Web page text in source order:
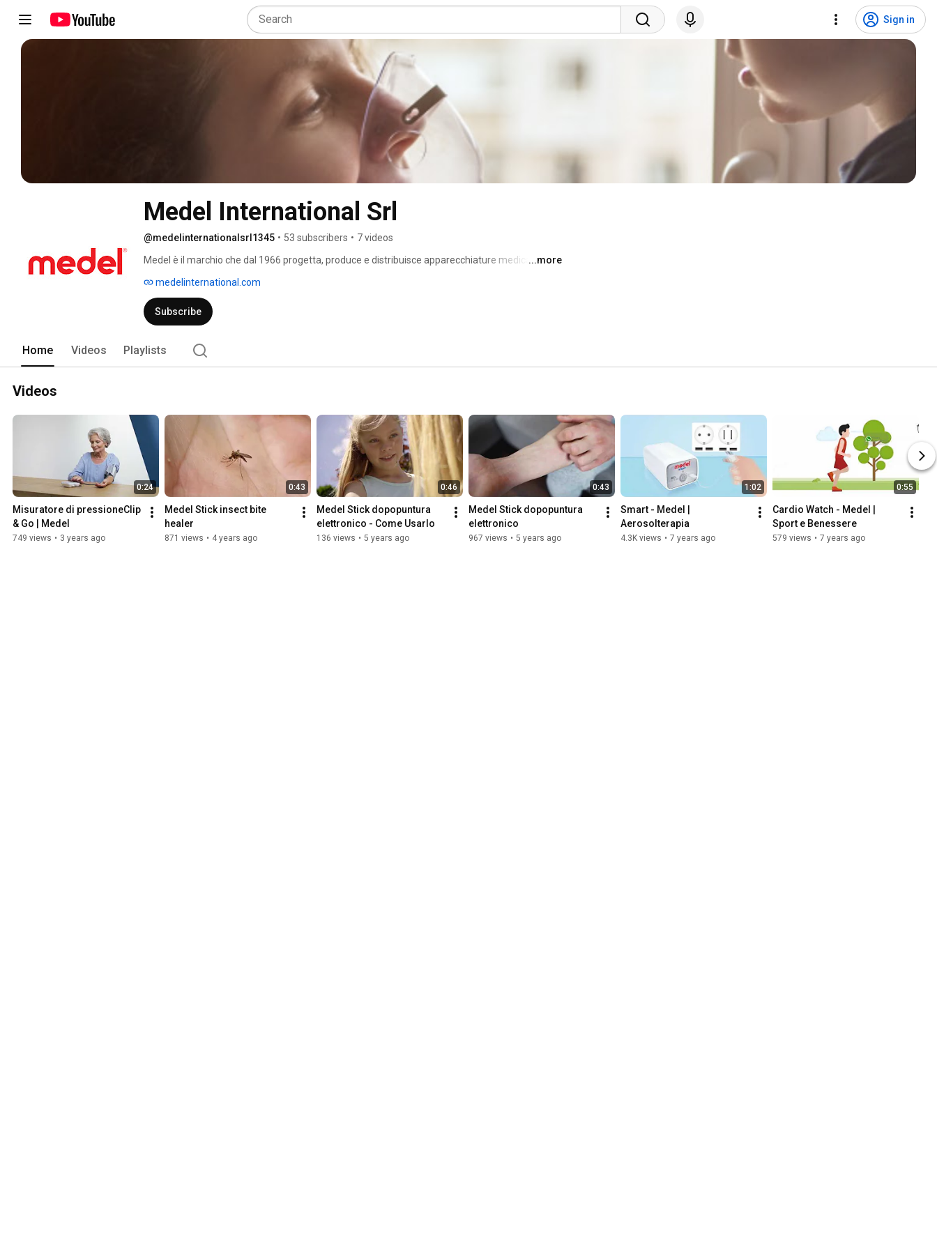
Sign in
Medel International Srl
@medelinternationalsrl1345 • 53 subscribers • 7 videos
Medel è il marchio che dal 1966 progetta, produce e distribuisce apparecchiature medicali
di progettare e sviluppare costantemente prodotti innovativi e che rispondano sempre alle
richieste dei consumatori. Nella nuova e moderna sede di Milano gli uffici commerciali Italia e
Estero assieme ad un team di ingegneri esperto collaborano con spiccato spirito di squadra e
controllo della qualità diretto dei propri prodotti.
...more
medelinternational.com
Subscribe
Home Videos Playlists
Videos
0:24
Misuratore di pressioneClip
& Go | Medel
749 views • 3 years ago
0:43
Medel Stick insect bite
healer
871 views • 4 years ago
0:46
Medel Stick dopopuntura
elettronico - Come Usarlo
136 views • 5 years ago
0:43
Medel Stick dopopuntura
elettronico
967 views • 5 years ago
1:02
Smart - Medel |
Aerosolterapia
4.3K views • 7 years ago
0:55
Cardio Watch - Medel |
Sport e Benessere
579 views • 7 years ago